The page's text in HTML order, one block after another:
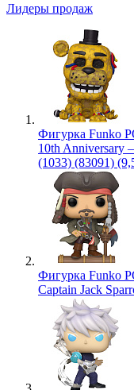
Лидеры продаж
Фигурка Funko
10th Anniversary
(1033) (83091)
Фигурка Funko
Captain Jack